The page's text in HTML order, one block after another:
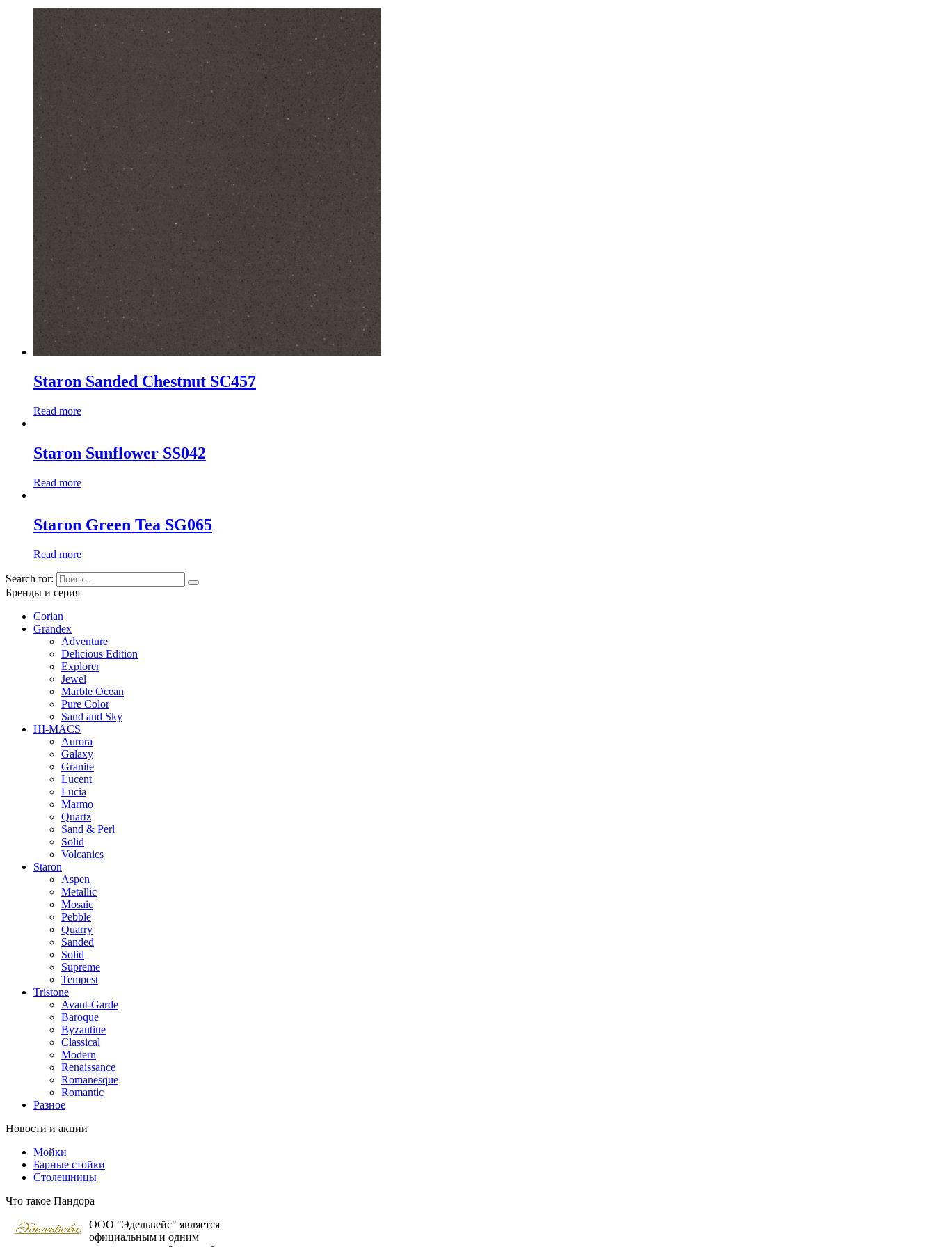
Staron Sanded Chestnut SC457
Read more
Staron Sunflower SS042
Read more
Staron Green Tea SG065
Read more
Search for:
Бренды и серия
Corian
Grandex
Adventure
Delicious Edition
Explorer
Jewel
Marble Ocean
Pure Color
Sand and Sky
HI-MACS
Aurora
Galaxy
Granite
Lucent
Lucia
Marmo
Quartz
Sand & Perl
Solid
Volcanics
Staron
Aspen
Metallic
Mosaic
Pebble
Quarry
Sanded
Solid
Supreme
Tempest
Tristone
Avant-Garde
Baroque
Byzantine
Classical
Modern
Renaissance
Romanesque
Romantic
Разное
Новости и акции
Мойки
Барные стойки
Столешницы
Что такое Пандора
ООО "Эдельвейс" является
официальным и одним